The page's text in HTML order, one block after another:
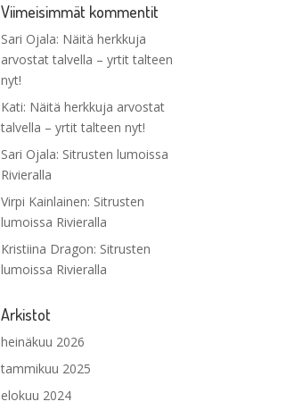
Viimeisimmät kommentit
Sari Ojala: Näitä herkkuja
arvostat talvella – yrtit talteen
nyt!
Kati: Näitä herkkuja arvostat
talvella – yrtit talteen nyt!
Sari Ojala: Sitrusten lumoissa
Rivieralla
Virpi Kainlainen: Sitrusten
lumoissa Rivieralla
Kristiina Dragon: Sitrusten
lumoissa Rivieralla
Arkistot
heinäkuu 2026
tammikuu 2025
elokuu 2024